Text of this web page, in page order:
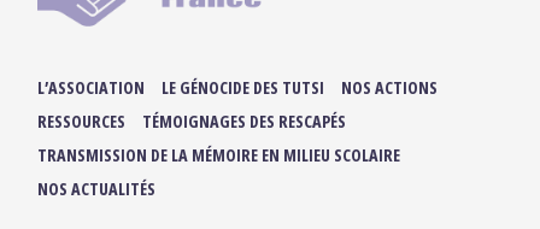
L’ASSOCIATION LE GÉNOCIDE DES TUTSI
NOS ACTIONS
RESSOURCES
TÉMOIGNAGES DES RESCAPÉS
TRANSMISSION DE LA MÉMOIRE EN MILIEU SCOLAIRE
NOS ACTUALITÉS